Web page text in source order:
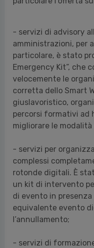
- servizi di advisory
amministrazioni, per
particolare, è stato
Emergency Kit”, che
velocemente le
corretta dello Smart
giuslavoristico,
percorsi formativi ad
migliorare le
- servizi per
complessi
rotonde digitali. È
un kit di intervento
di evento in
equivalente evento
l’annullamento;
- servizi di